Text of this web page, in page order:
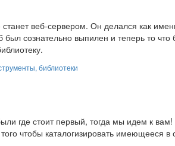
веб-сервером. Он делался как
сознательно выпилен и теперь то что
библиотеки
где стоит первый, тогда мы идем к вам!
чтобы каталогизировать имеющееся в